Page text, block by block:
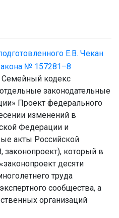
Е.В. Чекан
№ 157281–8
Семейный кодекс
законодательные
Проект федерального
изменений в
Федерации и
акты Российской
который в
десяти
труда
сообщества, а
организаций